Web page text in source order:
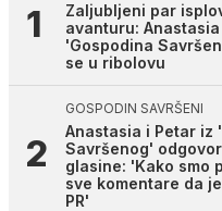
Zaljubljeni par
avanturu:
'Gospodina
se u ribolovu
GOSPODIN SAVRŠENI
Anastasia i Petar iz
Savršenog'
glasine: 'Kako smo
sve komentare da
PR'